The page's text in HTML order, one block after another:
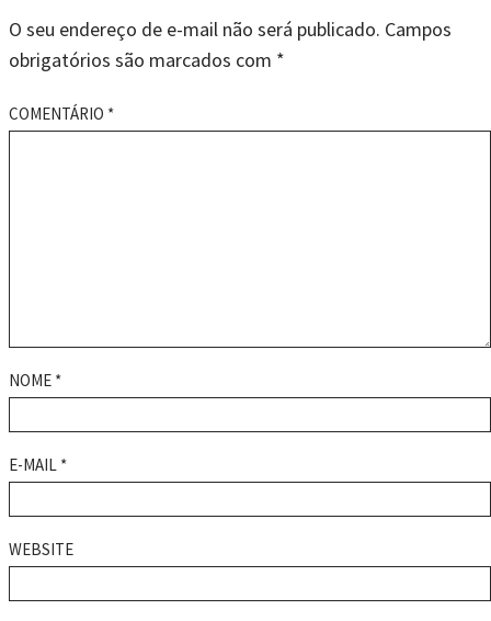
O seu endereço de e-mail não será publicado. Campos
obrigatórios são marcados com *
COMENTÁRIO *
NOME *
E-MAIL *
WEBSITE